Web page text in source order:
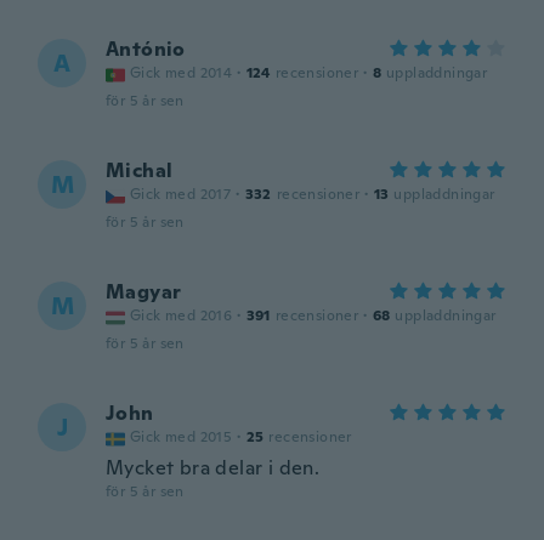
A António
Gick med 2014 · 124 recensioner · 8 uppladdningar
för 5 år sen
M Michal
Gick med 2017 · 332 recensioner · 13 uppladdningar
för 5 år sen
M Magyar
Gick med 2016 · 391 recensioner · 68 uppladdningar
för 5 år sen
J John
Gick med 2015 · 25 recensioner
Mycket bra delar i den.
för 5 år sen